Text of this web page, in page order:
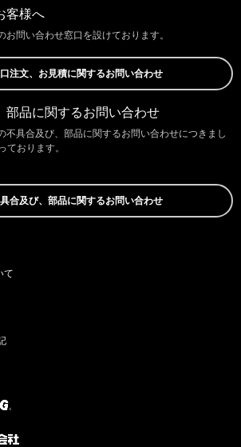
客様へ
問い合わせ窓口を設けております。
注文、お見積に関するお問い合わせ
部品に関するお問い合わせ
不具合及び、部品に関するお問い合わせにつきまし
ております。
合及び、部品に関するお問い合わせ
て